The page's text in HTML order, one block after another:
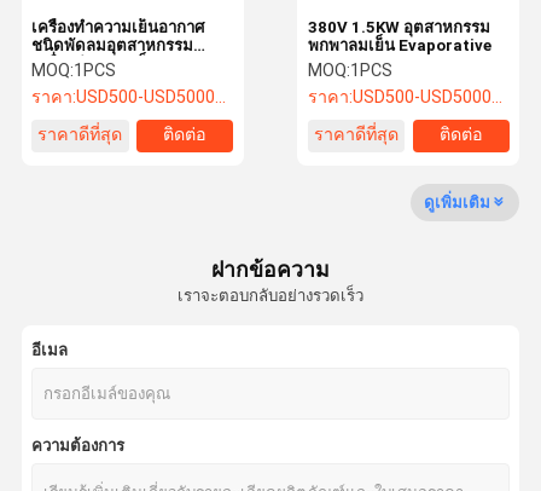
ข่าว กรณี
เครื่องปรับอากาศที่เป็นมิตรต่อสิ่งแวดล้อม
380V 1.5KW อุตสาหกรรม
พกพาลมเย็น Evaporative
MOQ:1PCS
ราคา:USD500-USD5000/SET
ราคาดีที่สุด
ติดต่อ
เครื่องทําความเย็นอากาศ
ชนิดพัดลมอุตสาหกรรม
เครื่องทําความเย็นอากาศ
Eco Evaporative Cooler
สําหรับซุปเปอร์มาร์เก็ต
MOQ:1PCS
ราคา:USD500-USD5000/SET
ราคาดีที่สุด
ติดต่อ
ดูเพิ่มเติม
ฝากข้อความ
เราจะตอบกลับอย่างรวดเร็ว
อีเมล
ความต้องการ